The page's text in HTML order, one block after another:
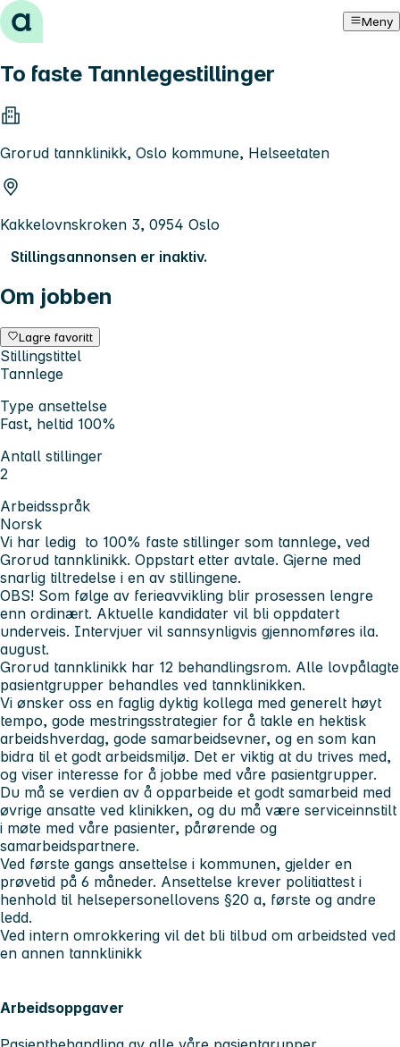
Hopp til innhold Meny
To faste Tannlegestillinger
Grorud tannklinikk, Oslo kommune, Helseetaten
Kakkelovnskroken 3, 0954 Oslo
Stillingsannonsen er inaktiv.
Om jobben
Lagre favoritt
Stillingstittel
Tannlege
Type ansettelse
Fast, heltid 100%
Antall stillinger
2
Arbeidsspråk
Norsk
Vi har ledig to 100% faste stillinger som tannlege, ved
Grorud tannklinikk. Oppstart etter avtale. Gjerne med
snarlig tiltredelse i en av stillingene.
OBS! Som følge av ferieavvikling blir prosessen lengre
enn ordinært. Aktuelle kandidater vil bli oppdatert
underveis. Intervjuer vil sannsynligvis gjennomføres ila.
august.
Grorud tannklinikk har 12 behandlingsrom. Alle lovpålagte
pasientgrupper behandles ved tannklinikken.
Vi ønsker oss en faglig dyktig kollega med generelt høyt
tempo, gode mestringsstrategier for å takle en hektisk
arbeidshverdag, gode samarbeidsevner, og en som kan
bidra til et godt arbeidsmiljø. Det er viktig at du trives med,
og viser interesse for å jobbe med våre pasientgrupper.
Du må se verdien av å opparbeide et godt samarbeid med
øvrige ansatte ved klinikken, og du må være serviceinnstilt
i møte med våre pasienter, pårørende og
samarbeidspartnere.
Ved første gangs ansettelse i kommunen, gjelder en
prøvetid på 6 måneder. Ansettelse krever politiattest i
henhold til helsepersonellovens §20 a, første og andre
ledd.
Ved intern omrokkering vil det bli tilbud om arbeidsted ved
en annen tannklinikk
Arbeidsoppgaver